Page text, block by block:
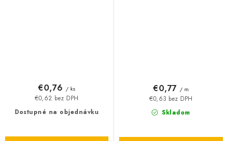
Dostupné na objednávku
€0,62 bez DPH
€0,76 / ks
Skladom
€0,63 bez DPH
€0,77 / m